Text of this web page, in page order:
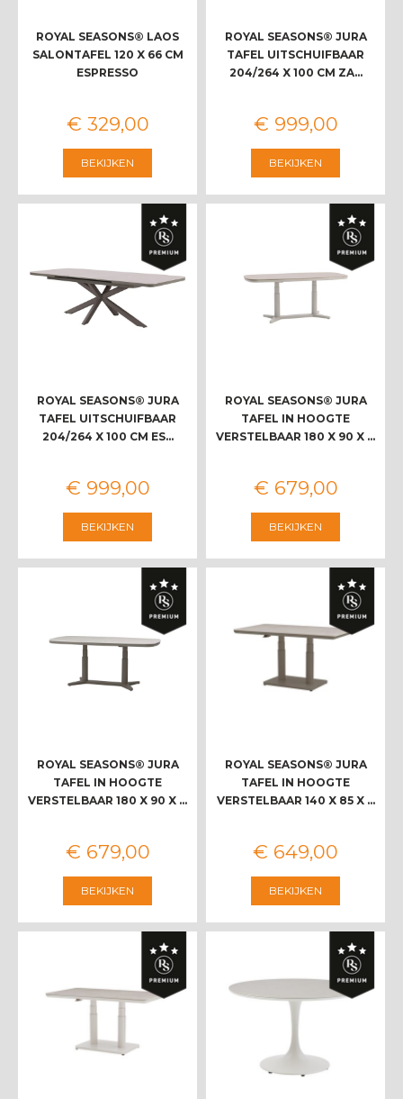
ROYAL SEASONS® LAOS
SALONTAFEL 120 X 66 CM
ESPRESSO
€ 329,00
BEKIJKEN
ROYAL SEASONS® JURA
TAFEL UITSCHUIFBAAR
204/264 X 100 CM ZA…
€ 999,00
BEKIJKEN
ROYAL SEASONS® JURA
TAFEL UITSCHUIFBAAR
204/264 X 100 CM ES…
€ 999,00
BEKIJKEN
ROYAL SEASONS® JURA
TAFEL IN HOOGTE
VERSTELBAAR 180 X 90 X …
€ 679,00
BEKIJKEN
ROYAL SEASONS® JURA
TAFEL IN HOOGTE
VERSTELBAAR 180 X 90 X …
€ 679,00
BEKIJKEN
ROYAL SEASONS® JURA
TAFEL IN HOOGTE
VERSTELBAAR 140 X 85 X …
€ 649,00
BEKIJKEN